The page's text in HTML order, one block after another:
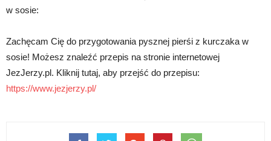
w sosie:
Zachęcam Cię do przygotowania pysznej pierśi z kurczaka w
sosie! Możesz znaleźć przepis na stronie internetowej
JezJerzy.pl. Kliknij tutaj, aby przejść do przepisu:
https://www.jezjerzy.pl/